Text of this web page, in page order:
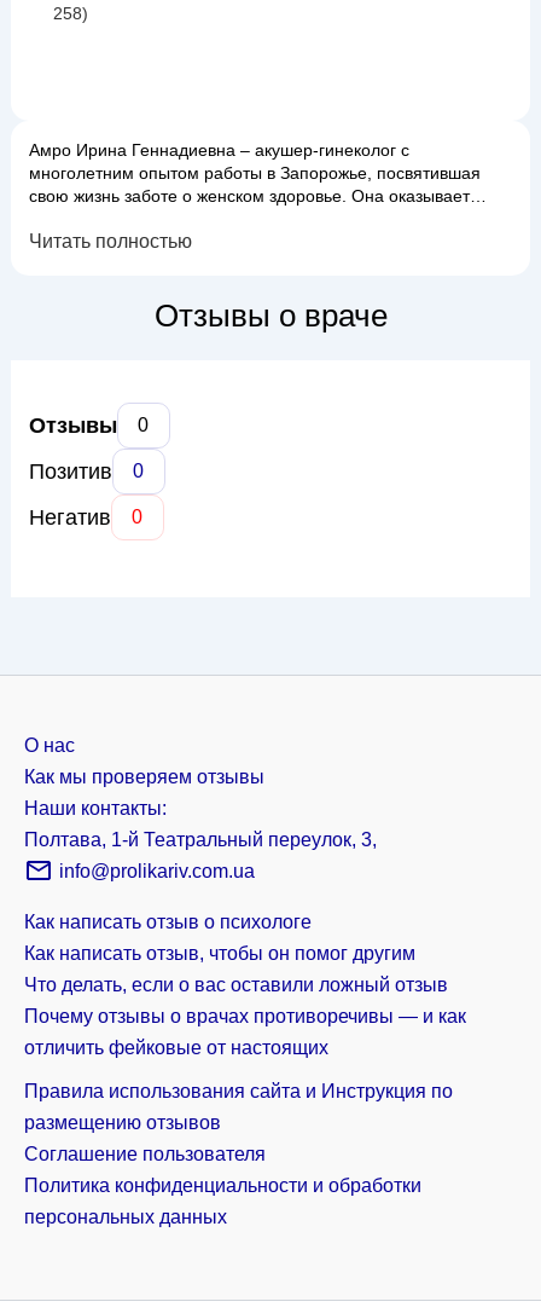
258)
Амро Ирина Геннадиевна – акушер-гинеколог с
многолетним опытом работы в Запорожье, посвятившая
свою жизнь заботе о женском здоровье. Она оказывает
профилактических осмотров и заканчивая ведением
воспалительных заболеваний женской репродуктивной
Читать полностью
Отзывы о враче
Отзывы 0
Позитив 0
Негатив 0
О нас
Как мы проверяем отзывы
Наши контакты:
Полтава, 1-й Театральный переулок, 3,
info@prolikariv.com.ua
Как написать отзыв о психологе
Как написать отзыв, чтобы он помог другим
Что делать, если о вас оставили ложный отзыв
Почему отзывы о врачах противоречивы — и как
отличить фейковые от настоящих
Правила использования сайта и Инструкция по
размещению отзывов
Соглашение пользователя
Политика конфиденциальности и обработки
персональных данных